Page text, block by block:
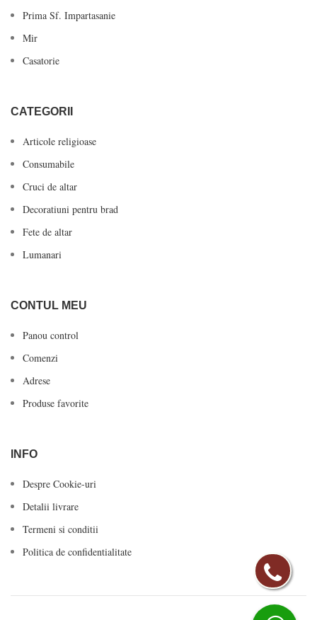
Prima Sf. Impartasanie
Mir
Casatorie
CATEGORII
Articole religioase
Consumabile
Cruci de altar
Decoratiuni pentru brad
Fete de altar
Lumanari
CONTUL MEU
Panou control
Comenzi
Adrese
Produse favorite
INFO
Despre Cookie-uri
Detalii livrare
Termeni si conditii
Politica de confidentialitate